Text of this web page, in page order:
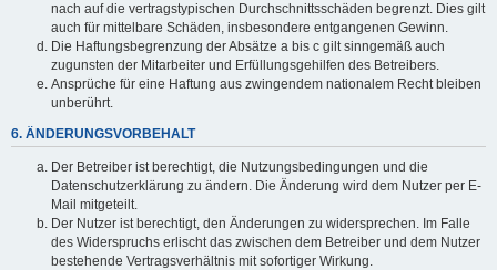
nach auf die vertragstypischen Durchschnittsschäden begrenzt. Dies gilt
auch für mittelbare Schäden, insbesondere entgangenen Gewinn.
Die Haftungsbegrenzung der Absätze a bis c gilt sinngemäß auch
zugunsten der Mitarbeiter und Erfüllungsgehilfen des Betreibers.
Ansprüche für eine Haftung aus zwingendem nationalem Recht bleiben
unberührt.
6. ÄNDERUNGSVORBEHALT
Der Betreiber ist berechtigt, die Nutzungsbedingungen und die
Datenschutzerklärung zu ändern. Die Änderung wird dem Nutzer per E-
Mail mitgeteilt.
Der Nutzer ist berechtigt, den Änderungen zu widersprechen. Im Falle
des Widerspruchs erlischt das zwischen dem Betreiber und dem Nutzer
bestehende Vertragsverhältnis mit sofortiger Wirkung.